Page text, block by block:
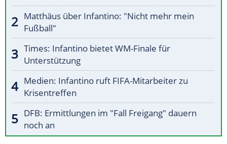
Matthäus über Infantino: "Nicht mehr mein
Fußball"
Times: Infantino bietet WM-Finale für
Unterstützung
Medien: Infantino ruft FIFA-Mitarbeiter zu
Krisentreffen
DFB: Ermittlungen im "Fall Freigang" dauern
noch an